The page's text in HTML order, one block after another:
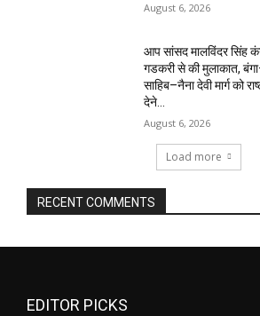
August 6, 2026
आप सांसद मालविंदर सिंह
गडकरी से की मुलाकात,
साहिब–नैना देवी मार्ग को
देने...
August 6, 2026
Load more
RECENT COMMENTS
EDITOR PICKS